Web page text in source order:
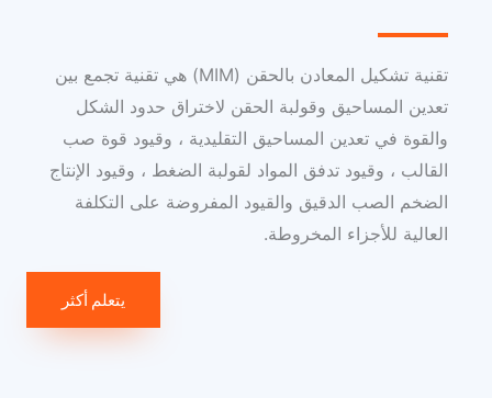
تقنية تشكيل المعادن بالحقن (MIM) هي تقنية تجمع بين
تعدين المساحيق وقولبة الحقن لاختراق حدود الشكل
والقوة في تعدين المساحيق التقليدية ، وقيود قوة صب
القالب ، وقيود تدفق المواد لقولبة الضغط ، وقيود الإنتاج
الضخم الصب الدقيق والقيود المفروضة على التكلفة
العالية للأجزاء المخروطة.
يتعلم أكثر